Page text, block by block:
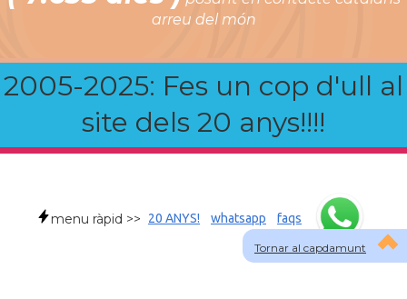
arreu del món
2005-2025: Fes un cop d'ull al
site dels 20 anys!!!!
Tornar al capdamunt
menu ràpid >> 20 ANYS! whatsapp faqs